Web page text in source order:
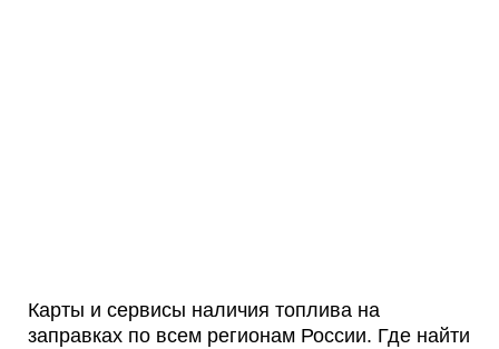
Карты и сервисы наличия топлива на
заправках по всем регионам России. Где найти